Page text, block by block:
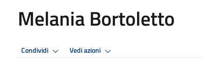
Melania Bortoletto
Condividi Vedi azioni